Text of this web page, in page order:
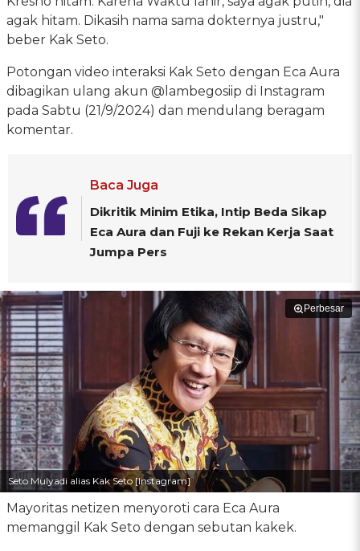
agak hitam. Dikasih nama sama dokternya justru,"
beber Kak Seto.
Potongan video interaksi Kak Seto dengan Eca Aura
dibagikan ulang akun @lambegosiip di Instagram
pada Sabtu (21/9/2024) dan mendulang beragam
komentar.
Baca Juga
Dikritik Minim Etika, Intip Beda Sikap
Eca Aura dan Fuji ke Rekan Kerja Saat
Jumpa Pers
Perbesar
Seto Mulyadi alias Kak Seto [Instagram]
Mayoritas netizen menyoroti cara Eca Aura
memanggil Kak Seto dengan sebutan kakek.